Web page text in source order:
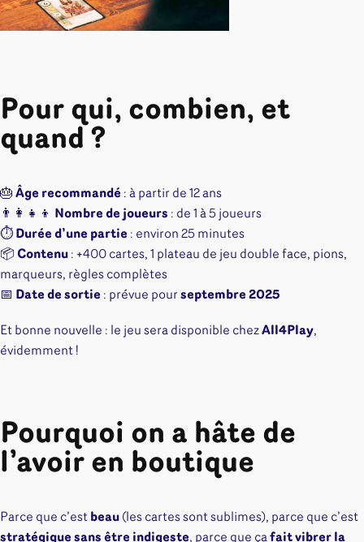
Pour qui, combien, et
quand ?
🎂 Âge recommandé : à partir de 12 ans
👨‍👩‍👧‍👦 Nombre de joueurs : de 1 à 5 joueurs
⏱️ Durée d’une partie : environ 25 minutes
📦 Contenu : +400 cartes, 1 plateau de jeu double face, pions,
marqueurs, règles complètes
📅 Date de sortie : prévue pourseptembre 2025
Et bonne nouvelle : le jeu sera disponible chezAll4Play,
évidemment !
Pourquoi on a hâte de
l’avoir en boutique
Parce que c’est beau (les cartes sont sublimes), parce que c’est
stratégique sans être indigeste, parce que çafait vibrer la